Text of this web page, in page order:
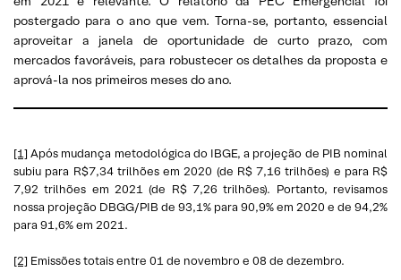
postergado para o ano que vem. Torna-se, portanto, essencial
aproveitar a janela de oportunidade de curto prazo, com
mercados favoráveis, para robustecer os detalhes da proposta e
aprová-la nos primeiros meses do ano.
[1] Após mudança metodológica do IBGE, a projeção de PIB nominal
subiu para R$7,34 trilhões em 2020 (de R$ 7,16 trilhões) e para R$
7,92 trilhões em 2021 (de R$ 7,26 trilhões). Portanto, revisamos
nossa projeção DBGG/PIB de 93,1% para 90,9% em 2020 e de 94,2%
para 91,6% em 2021.
[2] Emissões totais entre 01 de novembro e 08 de dezembro.